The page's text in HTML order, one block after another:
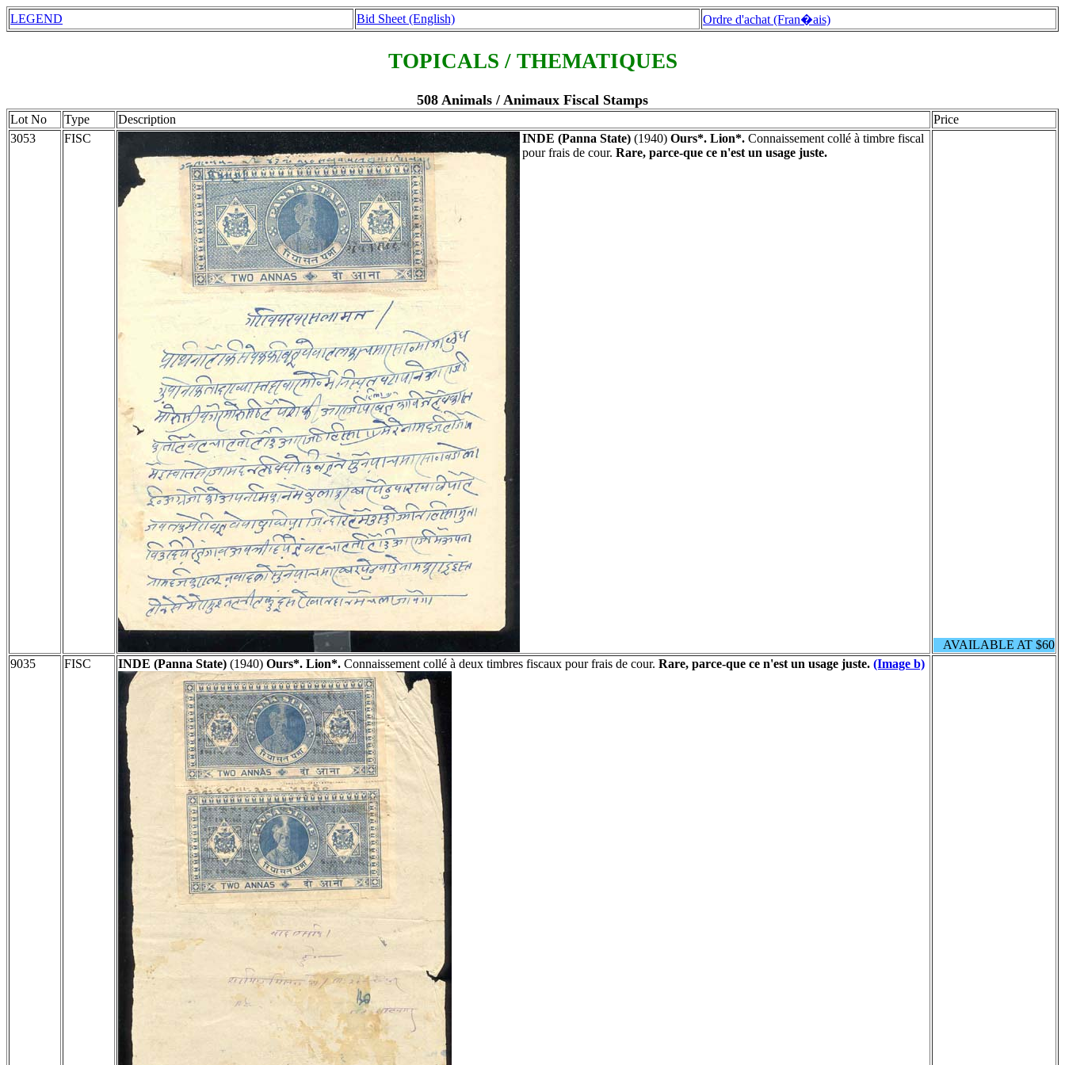
LEGEND Bid Sheet (English) Ordre d'achat (Fran�ais)
TOPICALS / THEMATIQUES
508 Animals / Animaux Fiscal Stamps
Lot No Type Description
Price
3053
FISC INDE (Panna State) (1940) Ours*. Lion*. Connaissement collé à timbre fiscal
pour frais de cour. Rare, parce-que ce n'est un usage juste.
AVAILABLE AT $60
9035
FISC INDE (Panna State) (1940) Ours*. Lion*. Connaissement collé à deux timbres fiscaux pour frais de cour. Rare, parce-que ce n'est un usage juste. (Image b)